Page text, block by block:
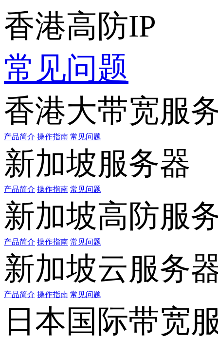
香港高防IP
常见问题
香港大带宽服
产品简介 操作指南 常见问题
新加坡服务器
产品简介 操作指南 常见问题
新加坡高防服
产品简介 操作指南 常见问题
新加坡云服务
产品简介 操作指南 常见问题
日本国际带宽